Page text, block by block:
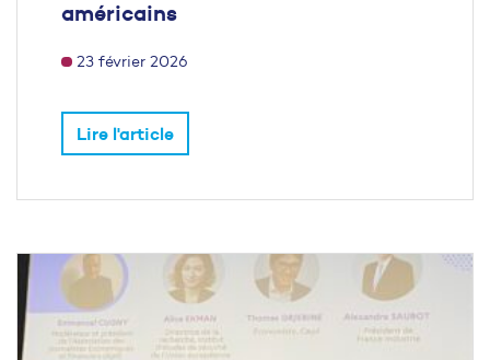
américains
23 février 2026
Lire l'article